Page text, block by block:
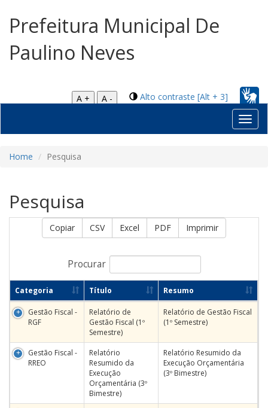
Prefeitura Municipal De
Paulino Neves
Alto contraste [Alt + 3]
A +
A -
Home Pesquisa
Pesquisa
Copiar CSV Excel PDF Imprimir
Procurar
Categoria Título Resumo
Gestão Fiscal -
RGF
Relatório de
Gestão Fiscal (1º
Semestre)
Relatório de Gestão Fiscal
(1º Semestre)
Gestão Fiscal -
RREO
Relatório
Resumido da
Execução
Orçamentária (3º
Bimestre)
Relatório Resumido da
Execução Orçamentária
(3º Bimestre)